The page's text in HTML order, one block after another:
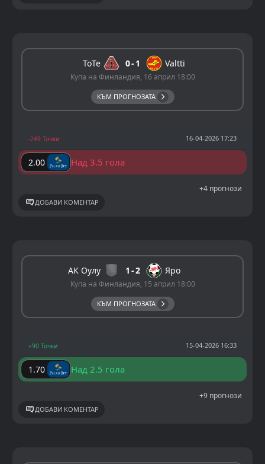
ToTe 0 1 Valtti
Купа на Финландия, 16 април 18:00
КЪМ ПРОГНОЗАТА
-249 Точки 16-04-2026 17:23
2.00 Над 3.5 гола
+4 прогнози
ДОБАВИ КОМЕНТАР
АК Оулу 1 2 Яро
Купа на Финландия, 15 април 18:00
КЪМ ПРОГНОЗАТА
+90 Точки 15-04-2026 16:33
1.70 Над 2.5 гола
+9 прогнози
ДОБАВИ КОМЕНТАР